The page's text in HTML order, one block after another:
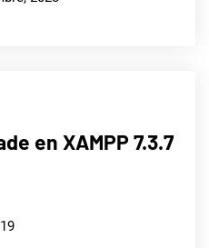
en XAMPP 7.3.7